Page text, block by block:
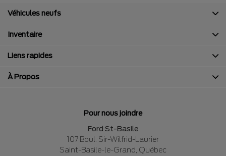
Pour nous joindre
Ford St-Basile
107 Boul. Sir-Wilfrid-Laurier
Saint-Basile-le-Grand Québec
Véhicules neufs
Inventaire
Liens rapides
À Propos